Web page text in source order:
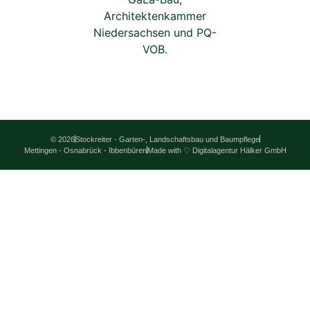
© 2026Stockreiter - Garten-, Landschaftsbau und Baumpflege
Mettingen - Osnabrück - Ibbenbüren Made with ♡ Digitalagentur Hälker GmbH